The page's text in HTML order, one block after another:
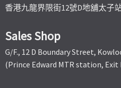
香港九龍界限街12號D地舖太子
Sales Shop
G/F., 12 D Boundary Street,
(Prince Edward MTR station, Exit